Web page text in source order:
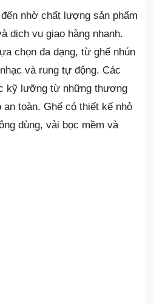
nhờ chất lượng sản phẩm
dịch vụ giao hàng nhanh.
chọn đa dạng, từ ghế nhún
và rung tự động. Các
kỹ lưỡng từ những thương
an toàn. Ghế có thiết kế nhỏ
dùng, vải bọc mềm và